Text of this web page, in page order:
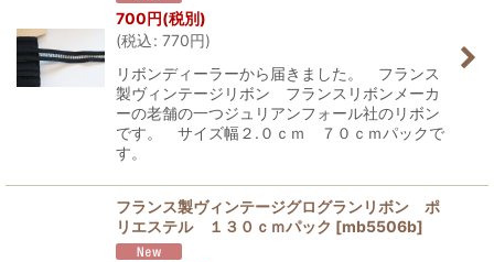
700 円(税別)
(税込: 770円)
リボンディーラーから届きました。 フランス
製ヴィンテージリボン フランスリボンメーカ
ーの老舗の一つジュリアンフォール社のリボン
です。 サイズ幅２.０ｃｍ ７０ｃｍパックで
す。
フランス製ヴィンテージグログランリボン ポ
リエステル １３０ｃｍパック [mb5506b]